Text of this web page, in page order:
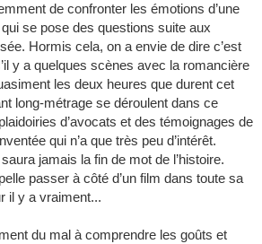
de confronter les émotions d’une
se pose des questions suite aux
Hormis cela, on a envie de dire c’est
y a quelques scènes avec la romancière
les deux heures que durent cet
long-métrage se déroulent dans ce
d’avocats et des témoignages de
qui n’a que très peu d’intérêt.
saura jamais la fin de mot de l’histoire.
passer à côté d’un film dans toute sa
il y a vraiment...
du mal à comprendre les goûts et